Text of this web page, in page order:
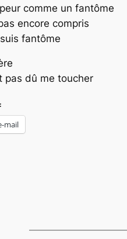
comme un fantôme
encore compris
fantôme
pas dû me toucher
mail